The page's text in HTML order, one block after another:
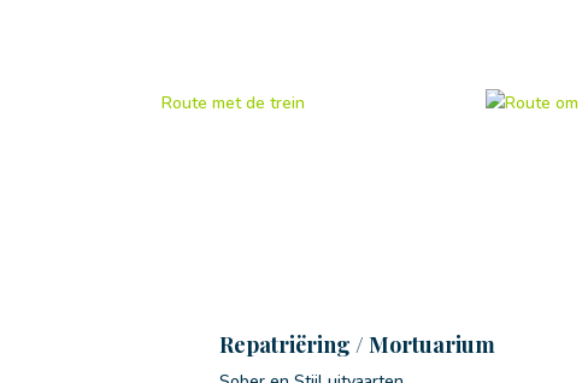
Route met de trein Route
Repatriëring / Mortuarium